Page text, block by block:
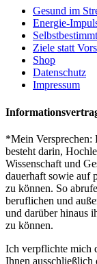
Gesund im
Energie-
Ziele statt
Shop
Datenschutz
Impressum
*Mein Versprechen:
besteht darin,
Wissenschaft und
dauerhaft sowie auf
zu können. So
beruflichen und
und darüber hinaus
zu können.
Ich verpflichte mich
Ihnen